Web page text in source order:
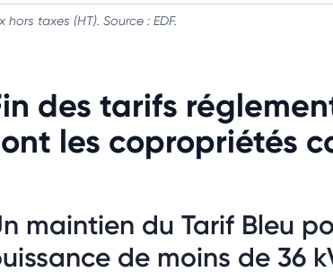
hors taxes (HT). Source : EDF.
des tarifs
les copropriétés
maintien du Tarif Bleu
de moins de 36